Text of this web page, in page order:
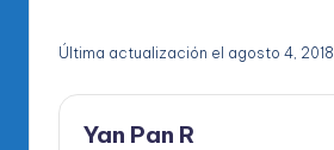
Última actualización el agosto 4, 2018
Yan Pan R